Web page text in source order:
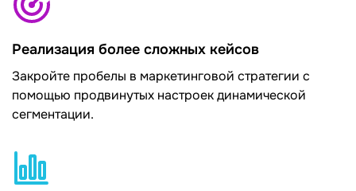
Реализация более сложных кейсов
Закройте пробелы в маркетинговой стратегии с
помощью продвинутых настроек динамической
сегментации.